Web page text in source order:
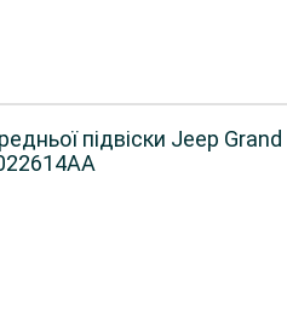
підвіски Jeep Grand